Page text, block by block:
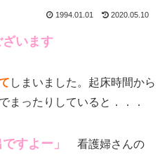
1994.01.01 2020.05.10
います
しまいました。起床時間から
まったりしていると．．．
すよー」
看護婦さんの